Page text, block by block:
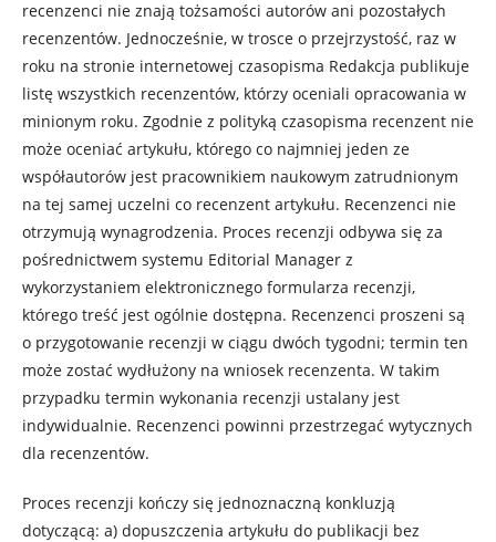
recenzenci nie znają tożsamości autorów ani pozostałych
recenzentów. Jednocześnie, w trosce o przejrzystość, raz w
roku na stronie internetowej czasopisma Redakcja publikuje
listę wszystkich recenzentów, którzy oceniali opracowania w
minionym roku. Zgodnie z polityką czasopisma recenzent nie
może oceniać artykułu, którego co najmniej jeden ze
współautorów jest pracownikiem naukowym zatrudnionym
na tej samej uczelni co recenzent artykułu. Recenzenci nie
otrzymują wynagrodzenia. Proces recenzji odbywa się za
pośrednictwem systemu Editorial Manager z
wykorzystaniem elektronicznego formularza recenzji,
którego treść jest ogólnie dostępna. Recenzenci proszeni są
o przygotowanie recenzji w ciągu dwóch tygodni; termin ten
może zostać wydłużony na wniosek recenzenta. W takim
przypadku termin wykonania recenzji ustalany jest
indywidualnie. Recenzenci powinni przestrzegać wytycznych
dla recenzentów.
Proces recenzji kończy się jednoznaczną konkluzją
dotyczącą: a) dopuszczenia artykułu do publikacji bez